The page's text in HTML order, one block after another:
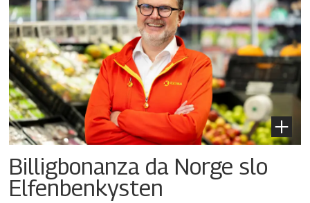
Billigbonanza da Norge slo
Elfenbenkysten